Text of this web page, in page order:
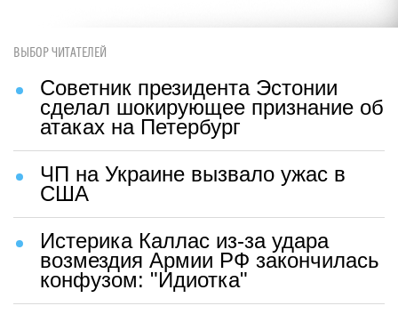
ВЫБОР ЧИТАТЕЛЕЙ
Советник президента Эстонии
сделал шокирующее признание об
атаках на Петербург
ЧП на Украине вызвало ужас в
США
Истерика Каллас из-за удара
возмездия Армии РФ закончилась
конфузом: "Идиотка"